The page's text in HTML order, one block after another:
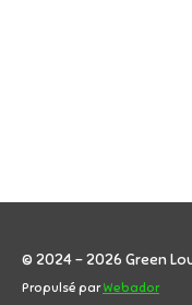
© 2024 - 2026 Green
Propulsé parWebador